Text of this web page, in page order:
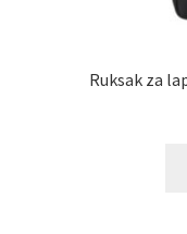
Ruksak za